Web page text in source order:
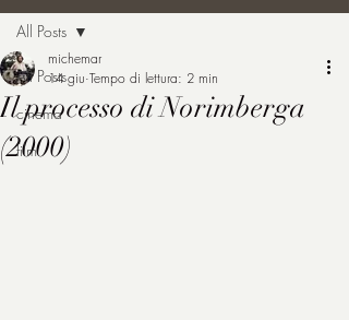
michemar
All Posts
cinema
film
All Posts
Il processo di Norimberga
(2000)
michemar
14 giu Tempo di lettura: 2 min